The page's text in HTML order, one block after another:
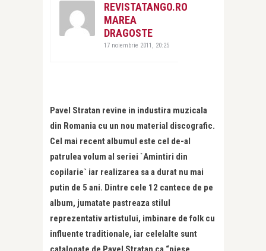
REVISTATANGO.RO
MAREA
DRAGOSTE
17 noiembrie 2011, 20:25
Pavel Stratan revine in industira muzicala
din Romania cu un nou material discografic.
Cel mai recent albumul este cel de-al
patrulea volum al seriei `Amintiri din
copilarie` iar realizarea sa a durat nu mai
putin de 5 ani. Dintre cele 12 cantece de pe
album, jumatate pastreaza stilul
reprezentativ artistului, imbinare de folk cu
influente traditionale, iar celelalte sunt